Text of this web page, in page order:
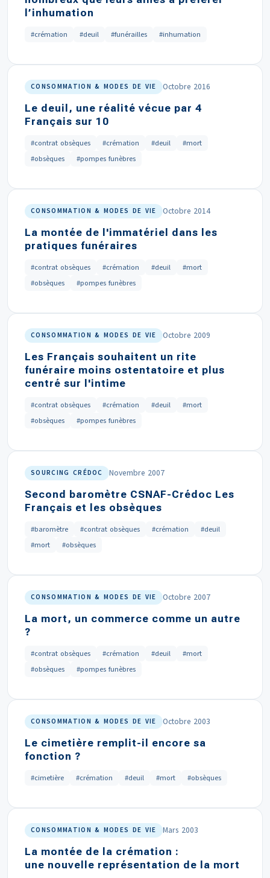
l’inhumation
#crémation #deuil #funérailles #inhumation
CONSOMMATION & MODES DE VIE Octobre 2016
Le deuil, une réalité vécue par 4
Français sur 10
#contrat obsèques #crémation #deuil
#mort
#obsèques
#pompes funèbres
CONSOMMATION & MODES DE VIE Octobre 2014
La montée de l'immatériel dans les
pratiques funéraires
#contrat obsèques #crémation #deuil
#mort
#obsèques
#pompes funèbres
CONSOMMATION & MODES DE VIE Octobre 2009
Les Français souhaitent un rite
funéraire moins ostentatoire et plus
centré sur l'intime
#contrat obsèques #crémation #deuil
#mort
#obsèques
#pompes funèbres
SOURCING CRÉDOC Novembre 2007
Second baromètre CSNAF-Crédoc Les
Français et les obsèques
#baromètre #contrat obsèques #crémation
#deuil
#mort
#obsèques
CONSOMMATION & MODES DE VIE Octobre 2007
La mort, un commerce comme un autre
?
#contrat obsèques #crémation #deuil
#mort
#obsèques
#pompes funèbres
CONSOMMATION & MODES DE VIE Octobre 2003
Le cimetière remplit-il encore sa
fonction ?
#cimetière #crémation #deuil #mort #obsèques
CONSOMMATION & MODES DE VIE Mars 2003
La montée de la crémation :
une nouvelle représentation de la mort